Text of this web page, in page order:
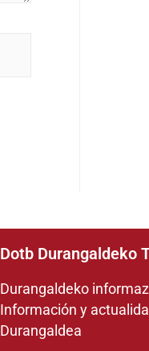
Dotb Durangaldeko
Durangaldeko
Información y
Durangaldea